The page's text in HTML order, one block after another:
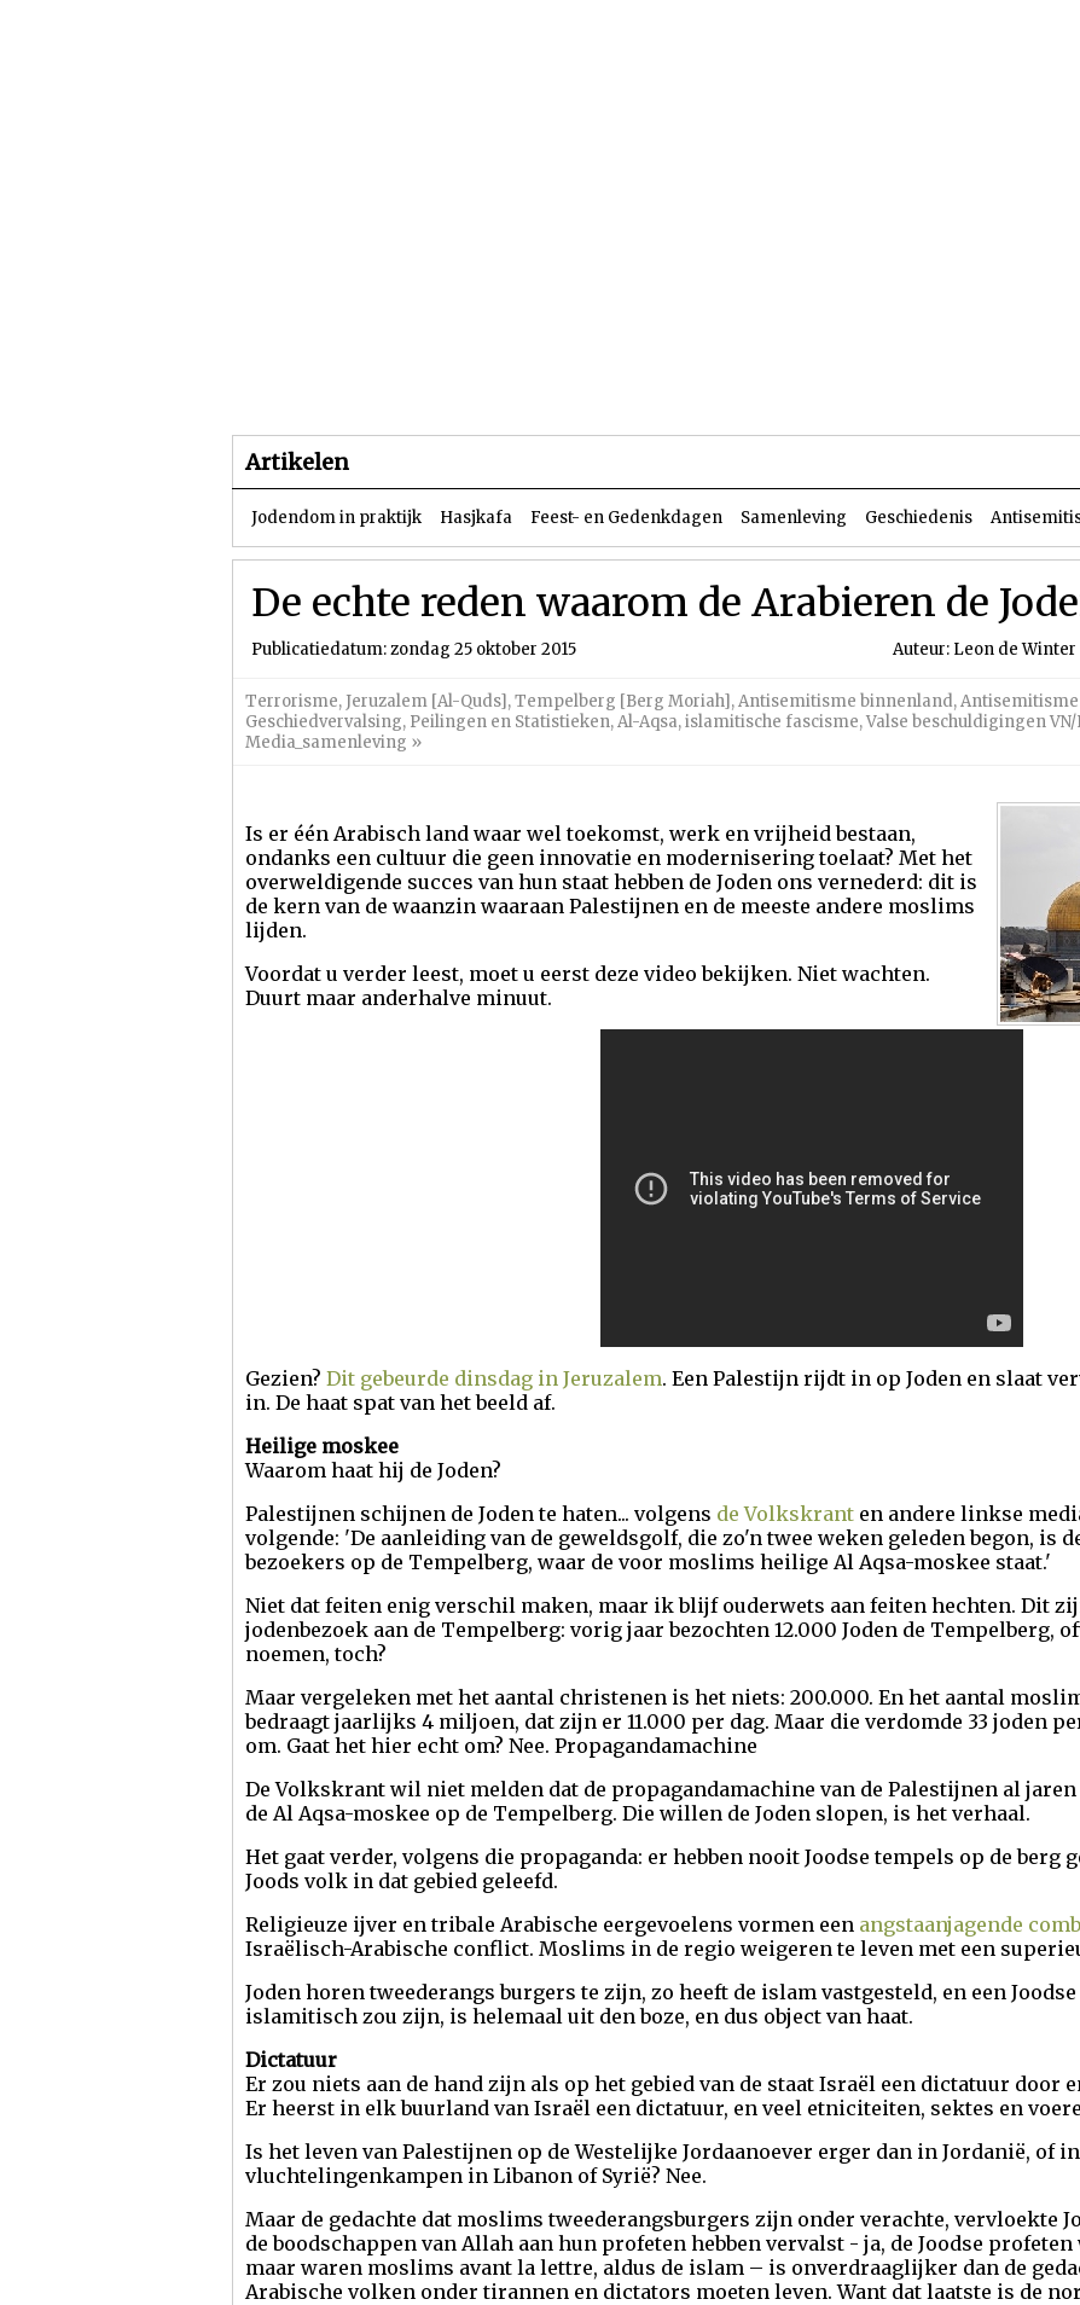
Artikelen
Jodendom in praktijk Hasjkafa Feest- en Gedenkdagen Samenleving Geschiedenis
De echte reden waarom de Arabieren de
Publicatiedatum: zondag 25 oktober 2015 Auteur: Leon de
Terrorisme, Jeruzalem [Al-Quds],Tempelberg [Berg Moriah],Antisemitisme binnenland,
Geschiedvervalsing, Peilingen en Statistieken,Al-Aqsa,islamitische fascisme,Valse beschuldigingen VN/
Media_samenleving »
Is er één Arabisch land waar wel toekomst, werk en vrijheid bestaan,
ondanks een cultuur die geen innovatie en modernisering toelaat? Met het
overweldigende succes van hun staat hebben de Joden ons vernederd: dit is
de kern van de waanzin waaraan Palestijnen en de meeste andere moslims
lijden.
Voordat u verder leest, moet u eerst deze video bekijken. Niet wachten.
Duurt maar anderhalve minuut.
Gezien? Dit gebeurde dinsdag in Jeruzalem. Een Palestijn rijdt in op Joden en slaat
in. De haat spat van het beeld af.
Heilige moskee
Waarom haat hij de Joden?
Palestijnen schijnen de Joden te haten... volgens de Volkskrant en andere linkse
volgende: 'De aanleiding van de geweldsgolf, die zo'n twee weken geleden begon, is
bezoekers op de Tempelberg, waar de voor moslims heilige Al Aqsa-moskee staat.'
Niet dat feiten enig verschil maken, maar ik blijf ouderwets aan feiten hechten. Dit
jodenbezoek aan de Tempelberg: vorig jaar bezochten 12.000 Joden de Tempelberg,
noemen, toch?
Maar vergeleken met het aantal christenen is het niets: 200.000. En het aantal
bedraagt jaarlijks 4 miljoen, dat zijn er 11.000 per dag. Maar die verdomde 33 joden
om. Gaat het hier echt om? Nee. Propagandamachine
De Volkskrant wil niet melden dat de propagandamachine van de Palestijnen al
de Al Aqsa-moskee op de Tempelberg. Die willen de Joden slopen, is het verhaal.
Het gaat verder, volgens die propaganda: er hebben nooit Joodse tempels op de berg
Joods volk in dat gebied geleefd.
Religieuze ijver en tribale Arabische eergevoelens vormen een angstaanjagende
Israëlisch-Arabische conflict. Moslims in de regio weigeren te leven met een
Joden horen tweederangs burgers te zijn, zo heeft de islam vastgesteld, en een
islamitisch zou zijn, is helemaal uit den boze, en dus object van haat.
Dictatuur
Er zou niets aan de hand zijn als op het gebied van de staat Israël een dictatuur door
Er heerst in elk buurland van Israël een dictatuur, en veel etniciteiten, sektes en
Is het leven van Palestijnen op de Westelijke Jordaanoever erger dan in Jordanië, of
vluchtelingenkampen in Libanon of Syrië? Nee.
Maar de gedachte dat moslims tweederangsburgers zijn onder verachte, vervloekte
de boodschappen van Allah aan hun profeten hebben vervalst - ja, de Joodse
maar waren moslims avant la lettre, aldus de islam – is onverdraaglijker dan de
Arabische volken onder tirannen en dictators moeten leven. Want dat laatste is de